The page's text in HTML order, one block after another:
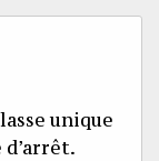
unique